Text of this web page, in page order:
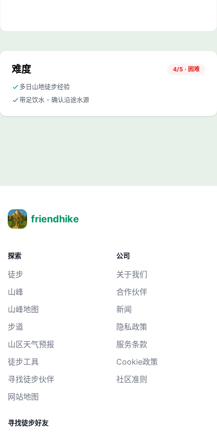
难度 4/5 · 困难
多日山地徒步经验
带足饮水 - 确认沿途水源
friendhike
探索
徒步
山峰
山峰地图
步道
山区天气预报
徒步工具
寻找徒步伙伴
网站地图
公司
关于我们
合作伙伴
新闻
隐私政策
服务条款
Cookie政策
社区准则
寻找徒步好友